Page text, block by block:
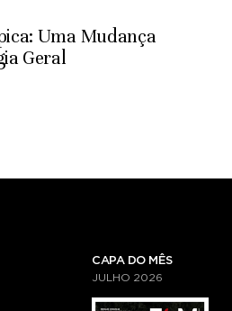
Uma Mudança
Geral
CAPA DO MÊS
JULHO 2026